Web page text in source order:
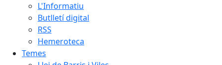
L'Informatiu
Butlletí digital
RSS
Hemeroteca
Temes